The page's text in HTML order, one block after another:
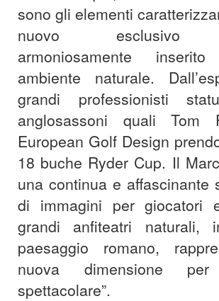
sono gli elementi
nuovo esclusivo
armoniosamente
ambiente naturale.
grandi professionisti
anglosassoni quali
European Golf Design
18 buche Ryder Cup. Il
una continua e affascinante
di immagini per giocatori
grandi anfiteatri naturali,
paesaggio romano,
nuova dimensione
spettacolare”.